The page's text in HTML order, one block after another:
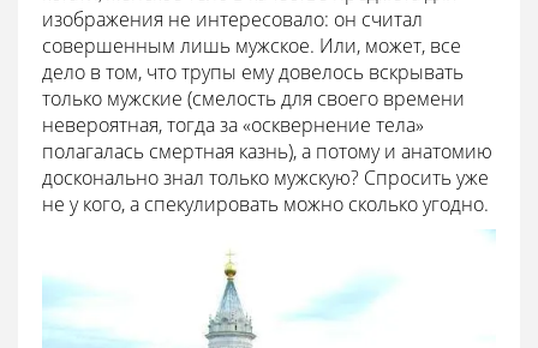
изображения не интересовало: он считал
совершенным лишь мужское. Или, может, все
дело в том, что трупы ему довелось вскрывать
только мужские (смелость для своего времени
невероятная, тогда за «осквернение тела»
полагалась смертная казнь), а потому и анатомию
досконально знал только мужскую? Спросить уже
не у кого, а спекулировать можно сколько угодно.